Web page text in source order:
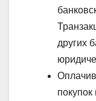
других